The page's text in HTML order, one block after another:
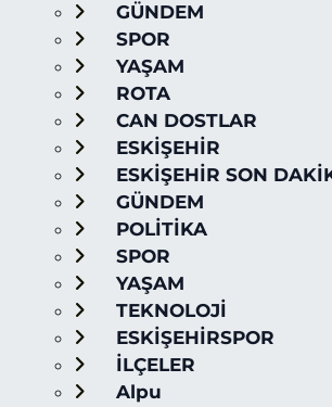
GÜNDEM
SPOR
YAŞAM
ROTA
CAN DOSTLAR
ESKİŞEHİR
ESKİŞEHİR SON
GÜNDEM
POLİTİKA
SPOR
YAŞAM
TEKNOLOJİ
ESKİŞEHİRSPOR
İLÇELER
Alpu